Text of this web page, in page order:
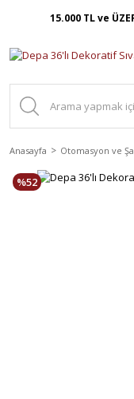
15.000 TL ve
Anasayfa Otomasyon ve
%52